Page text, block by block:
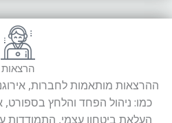
הרצאות
ההרצאות מותאמות לחברות,
כמו: ניהול הפחד והלחץ בספורט,
העלאת ביטחון עצמי, התמודדות